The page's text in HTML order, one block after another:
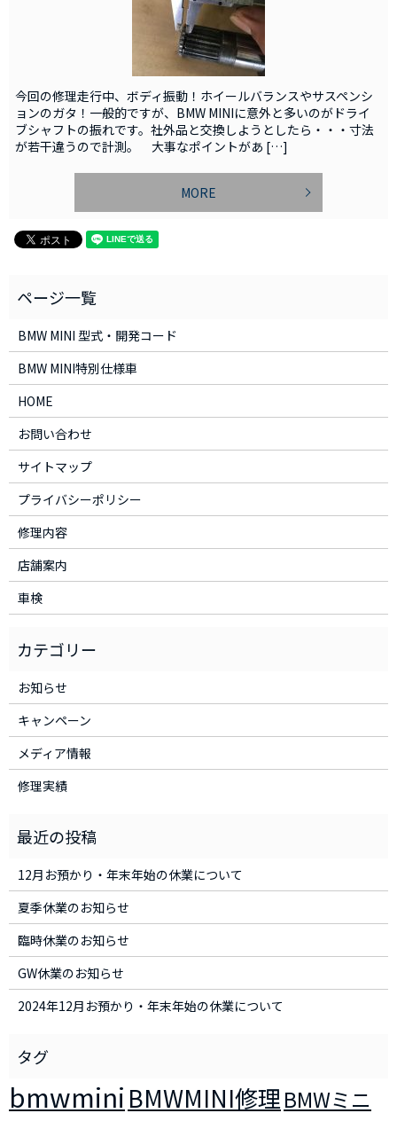
今回の修理走行中、ボディ振動！ホイールバランスやサスペンシ
ョンのガタ！一般的ですが、BMW MINIに意外と多いのがドライ
ブシャフトの振れです。社外品と交換しようとしたら・・・寸法
が若干違うので計測。 大事なポイントがあ […]
MORE
BMW MINI 型式・開発コード
BMW MINI特別仕様車
HOME
お問い合わせ
サイトマップ
プライバシーポリシー
修理内容
店舗案内
車検
お知らせ
キャンペーン
メディア情報
修理実績
12月お預かり・年末年始の休業について
夏季休業のお知らせ
臨時休業のお知らせ
GW休業のお知らせ
2024年12月お預かり・年末年始の休業について
bmwmini BMWMINI修理BMWミニ